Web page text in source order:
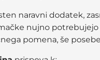
naravni dodatek,
nujno
pomena, še